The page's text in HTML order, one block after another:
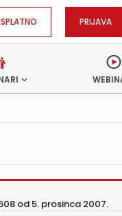
PRIJAVA
od 5. prosinca 2007.